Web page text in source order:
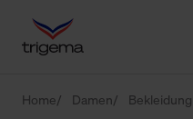
Home Damen Bekleidung